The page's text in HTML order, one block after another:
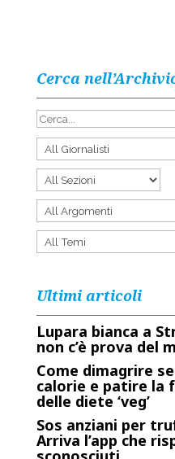
Cerca
Ultimi articoli
Lupara bianca a
non c’è prova del
Come dimagrire
calorie e patire la
delle diete ‘veg’
Sos anziani per
Arriva l’app che